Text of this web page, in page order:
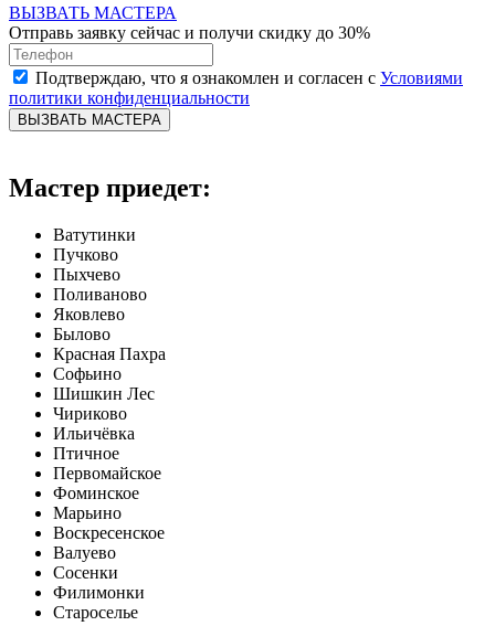
ВЫЗВАТЬ МАСТЕРА
Отправь заявку сейчас и получи скидку до 30%
Подтверждаю, что я ознакомлен и согласен с Условиями
политики конфиденциальности
ВЫЗВАТЬ МАСТЕРА
Мастер приедет:
Ватутинки
Пучково
Пыхчево
Поливаново
Яковлево
Былово
Красная Пахра
Софьино
Шишкин Лес
Чириково
Ильичёвка
Птичное
Первомайское
Фоминское
Марьино
Воскресенское
Валуево
Сосенки
Филимонки
Староселье